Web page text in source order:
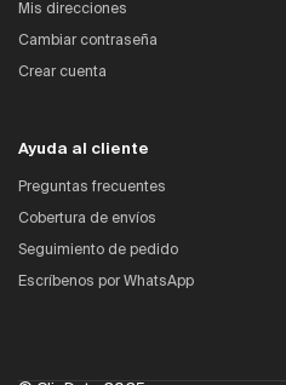
Mis direcciones
Cambiar contraseña
Crear cuenta
Ayuda al cliente
Preguntas frecuentes
Cobertura de envíos
Seguimiento de pedido
Escríbenos por WhatsApp